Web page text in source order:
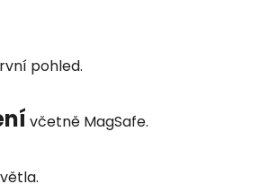
pohled.
včetně MagSafe.